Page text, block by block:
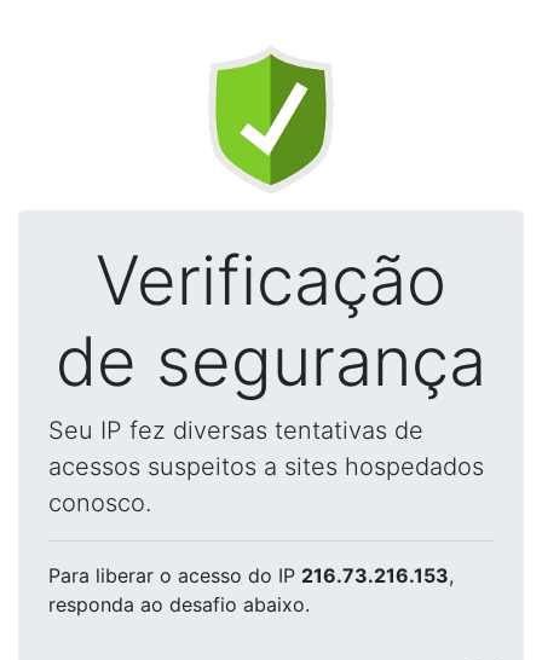
Verificação
de segurança
Seu IP fez diversas tentativas de
acessos suspeitos a sites hospedados
conosco.
Para liberar o acesso do IP 216.73.216.153,
responda ao desafio abaixo.